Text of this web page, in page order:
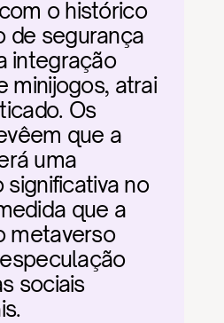
o histórico
de segurança
integração
minijogos, atrai
Os
que a
uma
significativa no
que a
metaverso
sociais